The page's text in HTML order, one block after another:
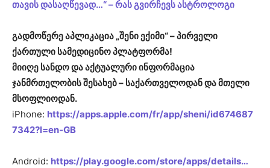
თავის დასაღწევად…“ – რას გვირჩევს ასტროლოგი
გადმოწერე აპლიკაცია „შენი ექიმი“ – პირველი
ქართული სამედიცინო პლატფორმა!
მიიღე სანდო და აქტუალური ინფორმაცია
ჯანმრთელობის შესახებ – საქართველოდან და მთელი
მსოფლიოდან.
iPhone: https://apps.apple.com/fr/app/sheni/id674687
7342?l=en-GB
Android: https://play.google.com/store/apps/details…